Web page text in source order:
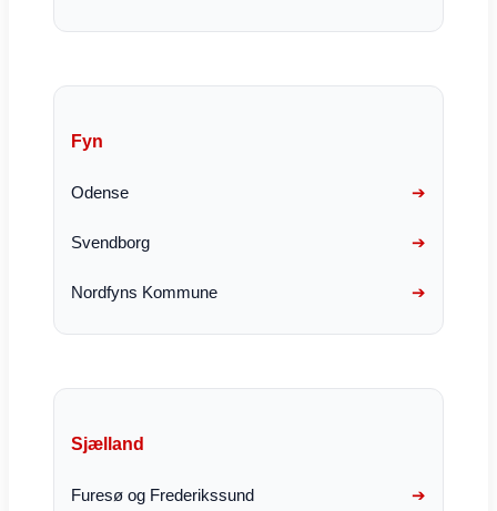
Fyn
Odense
Svendborg
Nordfyns Kommune
Sjælland
Furesø og Frederikssund